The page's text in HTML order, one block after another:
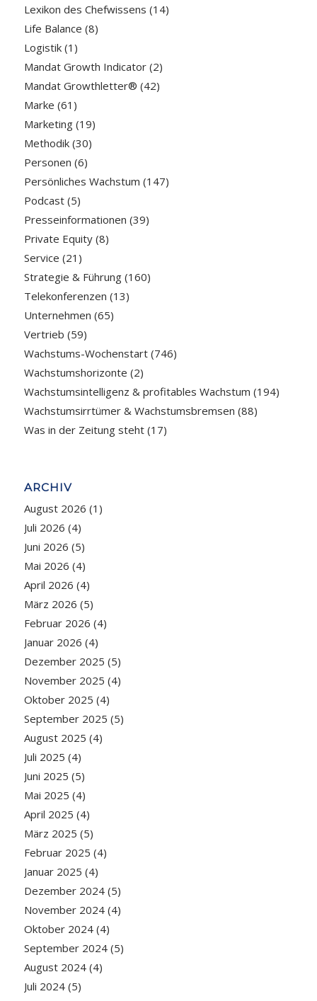
Lexikon des Chefwissens (14)
Life Balance (8)
Logistik(1)
Mandat Growth Indicator(2)
Mandat Growthletter® (42)
Marke (61)
Marketing(19)
Methodik(30)
Personen (6)
Persönliches Wachstum (147)
Podcast(5)
Presseinformationen (39)
Private Equity(8)
Service (21)
Strategie & Führung(160)
Telekonferenzen (13)
Unternehmen (65)
Vertrieb (59)
Wachstums-Wochenstart(746)
Wachstumshorizonte (2)
Wachstumsintelligenz & profitables Wachstum (194)
Wachstumsirrtümer & Wachstumsbremsen (88)
Was in der Zeitung steht(17)
ARCHIV
August 2026 (1)
Juli 2026 (4)
Juni 2026 (5)
Mai 2026 (4)
April 2026 (4)
März 2026 (5)
Februar 2026 (4)
Januar 2026 (4)
Dezember 2025 (5)
November 2025 (4)
Oktober 2025 (4)
September 2025 (5)
August 2025 (4)
Juli 2025 (4)
Juni 2025 (5)
Mai 2025 (4)
April 2025 (4)
März 2025 (5)
Februar 2025 (4)
Januar 2025 (4)
Dezember 2024(5)
November 2024(4)
Oktober 2024(4)
September 2024(5)
August 2024(4)
Juli 2024(5)